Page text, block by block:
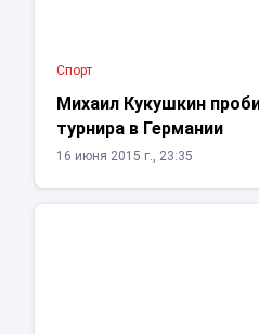
Спорт
Михаил Кукушкин
турнира в Германии
16 июня 2015 г., 23:35